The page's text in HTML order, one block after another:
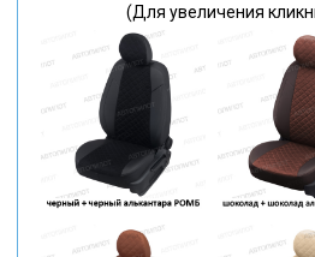
(Для увеличения